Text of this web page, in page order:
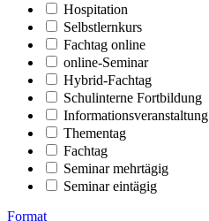
Hospitation
Selbstlernkurs
Fachtag online
online-Seminar
Hybrid-Fachtag
Schulinterne Fortbildung
Informationsveranstaltung
Thementag
Fachtag
Seminar mehrtägig
Seminar eintägig
Format